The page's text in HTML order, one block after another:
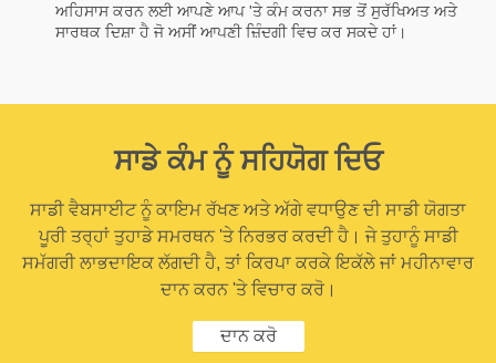
ਅਹਿਸਾਸ ਕਰਨ ਲਈ ਆਪਣੇ ਆਪ 'ਤੇ ਕੰਮ ਕਰਨਾ ਸਭ ਤੋਂ ਸੁਰੱਖਿਅਤ ਅਤੇ
ਸਾਰਥਕ ਦਿਸ਼ਾ ਹੈ ਜੋ ਅਸੀਂ ਆਪਣੀ ਜ਼ਿੰਦਗੀ ਵਿਚ ਕਰ ਸਕਦੇ ਹਾਂ।
ਸਾਡੇ ਕੰਮ ਨੂੰ ਸਹਿਯੋਗ ਦਿਓ
ਸਾਡੀ ਵੈਬਸਾਈਟ ਨੂੰ ਕਾਇਮ ਰੱਖਣ ਅਤੇ ਅੱਗੇ ਵਧਾਉਣ ਦੀ ਸਾਡੀ ਯੋਗਤਾ
ਪੂਰੀ ਤਰ੍ਹਾਂ ਤੁਹਾਡੇ ਸਮਰਥਨ 'ਤੇ ਨਿਰਭਰ ਕਰਦੀ ਹੈ। ਜੇ ਤੁਹਾਨੂੰ ਸਾਡੀ
ਸਮੱਗਰੀ ਲਾਭਦਾਇਕ ਲੱਗਦੀ ਹੈ, ਤਾਂ ਕਿਰਪਾ ਕਰਕੇ ਇਕੱਲੇ ਜਾਂ ਮਹੀਨਾਵਾਰ
ਦਾਨ ਕਰਨ 'ਤੇ ਵਿਚਾਰ ਕਰੋ।
ਦਾਨ ਕਰੋ